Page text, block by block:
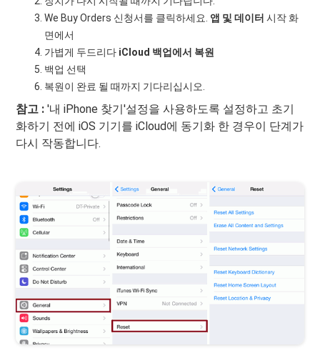
We Buy Orders 신청서를 클릭하세요. 앱 및 데이터 시작 화
면에서
가볍게 두드리다 iCloud 백업에서 복원
백업 선택
복원이 완료 될 때까지 기다리십시오.
참고 : '내 iPhone 찾기'설정을 사용하도록 설정하고 초기
화하기 전에 iOS 기기를 iCloud에 동기화 한 경우이 단계가
다시 작동합니다.